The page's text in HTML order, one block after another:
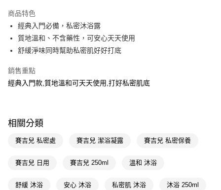
LINE Pay
Apple Pay
悠遊付
相關說明
【關於「AFTEE先享後付」】
１．簡單：不需註冊會員、不需綁卡、不需儲值。
３．安心：先確認商品／服務後，再付款。
即享券
全家取貨付款
商品特色
經典入門必備，私密沐浴露
質地溫和、不含藥性，可安心天天使用
舒緩淨味同時幫助私密肌好好打底
銷售重點
經典入門款,質地溫和可天天使用,打好私密肌底
相關分類
賽吉兒 私密處 賽吉兒 潔浴凝露 賽吉兒 私密保養
賽吉兒 日用 賽吉兒 250ml 溫和 沐浴
舒緩 沐浴 安心 沐浴 私密肌 沐浴 沐浴 250ml